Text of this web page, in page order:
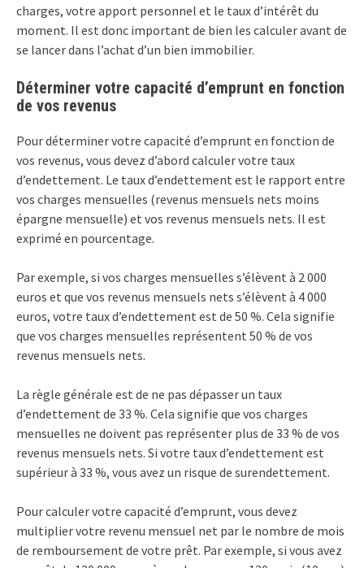
charges, votre apport personnel et le taux d’intérêt du
moment. Il est donc important de bien les calculer avant de
se lancer dans l’achat d’un bien immobilier.
Déterminer votre capacité d’emprunt en fonction
de vos revenus
Pour déterminer votre capacité d’emprunt en fonction de
vos revenus, vous devez d’abord calculer votre taux
d’endettement. Le taux d’endettement est le rapport entre
vos charges mensuelles (revenus mensuels nets moins
épargne mensuelle) et vos revenus mensuels nets. Il est
exprimé en pourcentage.
Par exemple, si vos charges mensuelles s’élèvent à 2 000
euros et que vos revenus mensuels nets s’élèvent à 4 000
euros, votre taux d’endettement est de 50 %. Cela signifie
que vos charges mensuelles représentent 50 % de vos
revenus mensuels nets.
La règle générale est de ne pas dépasser un taux
d’endettement de 33 %. Cela signifie que vos charges
mensuelles ne doivent pas représenter plus de 33 % de vos
revenus mensuels nets. Si votre taux d’endettement est
supérieur à 33 %, vous avez un risque de surendettement.
Pour calculer votre capacité d’emprunt, vous devez
multiplier votre revenu mensuel net par le nombre de mois
de remboursement de votre prêt. Par exemple, si vous avez